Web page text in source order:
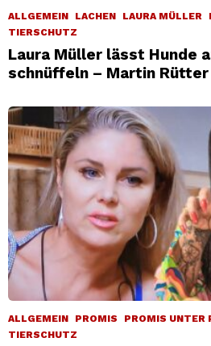
ALLGEMEIN LACHEN LAURA MÜLLER
TIERSCHUTZ
Laura Müller lässt Hunde
schnüffeln – Martin
ALLGEMEIN PROMIS PROMIS UNTER
TIERSCHUTZ